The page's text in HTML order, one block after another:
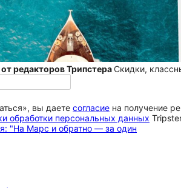
редакторов ТрипстераСкидки,
вы даете согласие на получение
обработки персональных данных